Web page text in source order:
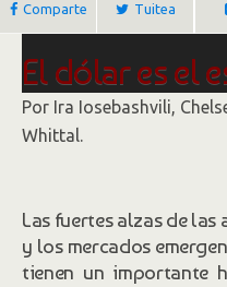
Comparte Tuitea
El dólar es el
alza de los
Por Ira Iosebashvili,
Whittal.
Las fuertes alzas de las
y los mercados
tienen un importante